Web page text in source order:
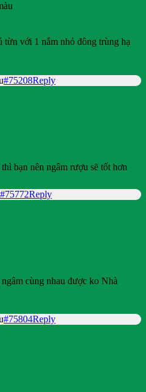
với 1 nắm nhỏ đông trùng hạ
#75208Reply
bạn nên ngâm rượu sẽ tốt hơn
#75772Reply
cùng nhau được ko Nhà
#75804Reply